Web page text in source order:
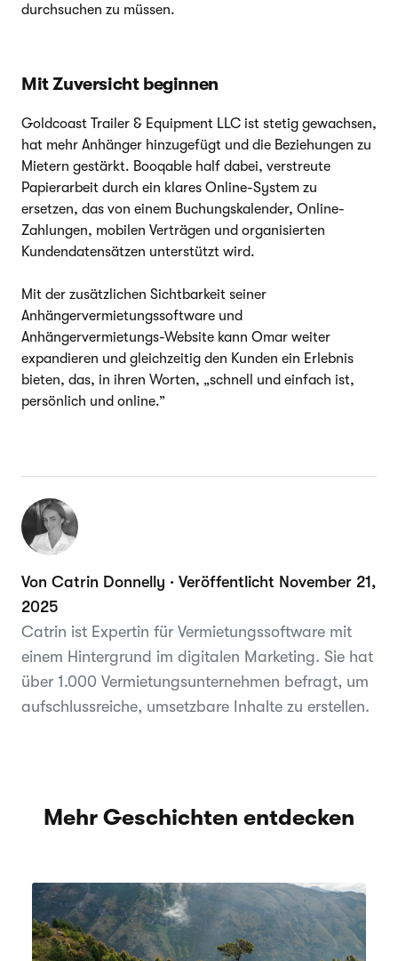
durchsuchen zu müssen.
Mit Zuversicht beginnen
Goldcoast Trailer & Equipment LLC ist stetig gewachsen,
hat mehr Anhänger hinzugefügt und die Beziehungen zu
Mietern gestärkt. Booqable half dabei, verstreute
Papierarbeit durch ein klares Online-System zu
ersetzen, das von einem Buchungskalender, Online-
Zahlungen, mobilen Verträgen und organisierten
Kundendatensätzen unterstützt wird.
Mit der zusätzlichen Sichtbarkeit seiner
Anhängervermietungssoftware und
Anhängervermietungs-Website kann Omar weiter
expandieren und gleichzeitig den Kunden ein Erlebnis
bieten, das, in ihren Worten, „schnell und einfach ist,
persönlich und online.”
Von Catrin Donnelly · Veröffentlicht November 21,
2025
Catrin ist Expertin für Vermietungssoftware mit
einem Hintergrund im digitalen Marketing. Sie hat
über 1.000 Vermietungsunternehmen befragt, um
aufschlussreiche, umsetzbare Inhalte zu erstellen.
Mehr Geschichten entdecken